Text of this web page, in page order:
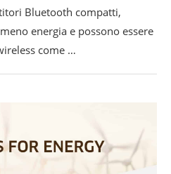
Bluetooth compatti,
energia e possono essere
come …